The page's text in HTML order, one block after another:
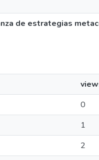
de estrategias
0
1
2